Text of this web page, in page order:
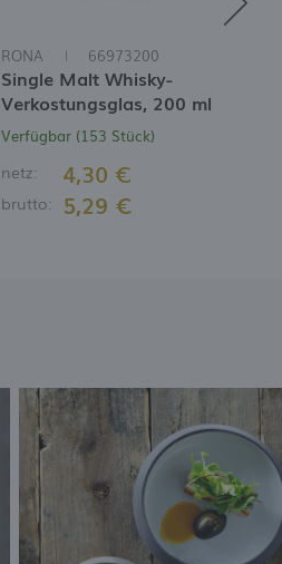
RONA 66973200
Single Malt Whisky-
Verkostungsglas, 200 ml
Verfügbar (153 Stück)
netz: 4,30 €
brutto: 5,29 €